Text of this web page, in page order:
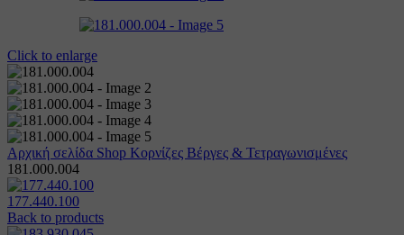
Click to enlarge
Αρχική σελίδα Shop Κορνίζες Βέργες & Τετραγωνισμένες
181.000.004
177.440.100
Back to products